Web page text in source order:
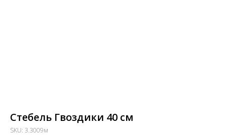
Стебель Гвоздики 40 см
SKU: 3.3009м